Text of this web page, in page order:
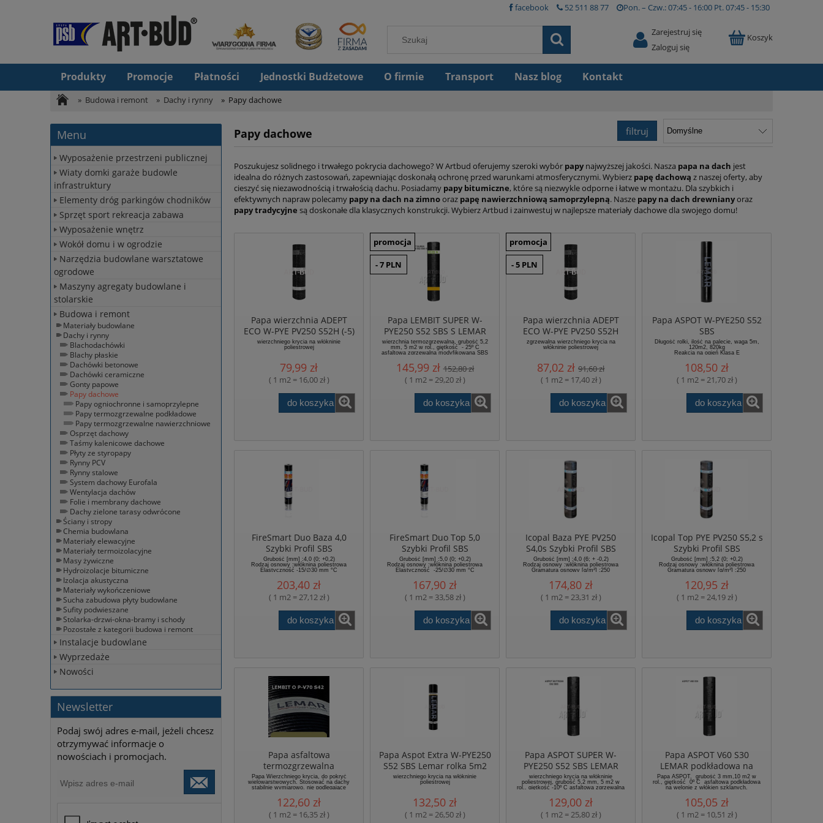
facebook 52 511 88 77 Pon. – Czw.:07:45 - 16:00 Pt.07:45 - 15:30
Koszyk
Zarejestruj się
Zaloguj się
Produkty Promocje Płatności Jednostki Budżetowe O firmie Transport Nasz blog Kontakt
» Budowa i remont » Dachy i rynny » Papy dachowe
Menu
Wyposażenie przestrzeni publicznej
Wiaty domki garaże budowle
infrastruktury
Elementy dróg parkingów chodników
Sprzęt sport rekreacja zabawa
Wyposażenie wnętrz
Wokół domu i w ogrodzie
Narzędzia budowlane warsztatowe
ogrodowe
Maszyny agregaty budowlane i
stolarskie
Budowa i remont
Materiały budowlane
Dachy i rynny
Blachodachówki
Blachy płaskie
Dachówki betonowe
Dachówki ceramiczne
Gonty papowe
Papy dachowe
Papy ogniochronne i samoprzylepne
Papy termozgrzewalne podkładowe
Papy termozgrzewalne nawierzchniowe
Osprzęt dachowy
Taśmy kalenicowe dachowe
Płyty ze styropapy
Rynny PCV
Rynny stalowe
System dachowy Eurofala
Wentylacja dachów
Folie i membrany dachowe
Dachy zielone tarasy odwrócone
Ściany i stropy
Chemia budowlana
Materiały elewacyjne
Materiały termoizolacyjne
Masy żywiczne
Hydroizolacje bitumiczne
Izolacja akustyczna
Materiały wykończeniowe
Sucha zabudowa płyty budowlane
Sufity podwieszane
Stolarka-drzwi-okna-bramy i schody
Pozostałe z kategorii budowa i remont
Instalacje budowlane
Wyprzedaże
Nowości
Newsletter
Podaj swój adres e-mail, jeżeli chcesz
otrzymywać informacje o
nowościach i promocjach.
Papy dachowe filtruj
Poszukujesz solidnego i trwałego pokrycia dachowego? W Artbud oferujemy szeroki wybór papynajwyższej jakości. Nasza papa na dach jest
idealna do różnych zastosowań, zapewniając doskonałą ochronę przed warunkami atmosferycznymi. Wybierz papę dachową z naszej oferty, aby
cieszyć się niezawodnością i trwałością dachu. Posiadamy papy bitumiczne, które są niezwykle odporne i łatwe w montażu. Dla szybkich i
efektywnych napraw polecamy papy na dach na zimnooraz papę nawierzchniową samoprzylepną. Nasze papy na dach drewnianyoraz
papy tradycyjne są doskonałe dla klasycznych konstrukcji. Wybierz Artbud i zainwestuj w najlepsze materiały dachowe dla swojego domu!
Papa wierzchnia ADEPT
ECO W-PYE PV250 S52H (-5)
TES
wierzchniego krycia na włókninie
poliestrowej
79,99 zł
( 1 m2 = 16,00 zł )
do koszyka
Papa LEMBIT SUPER W-
PYE250 S52 SBS S LEMAR
wierzchnia termozgrzewalna, grubość 5,2
mm, 5 m2 w rol., giętkość - 25º C
asfaltowa zgrzewalna modyfikowana SBS
poliestrowej.
145,99 zł152,80 zł
( 1 m2 = 29,20 zł )
do koszyka
promocja
- 7 PLN
Papa wierzchnia ADEPT
ECO W-PYE PV250 S52H
(-20)
zgrzewalna wierzchniego krycia na
włókninie poliestrowej
87,02 zł 91,60 zł
( 1 m2 = 17,40 zł )
do koszyka
promocja
- 5 PLN
Papa ASPOT W-PYE250 S52
SBS
Długość rolki, ilość na palecie, waga 5m,
120m2, 820kg
Reakcja na ogień Klasa E
Gwarancja 3 lata
108,50 zł
( 1 m2 = 21,70 zł )
do koszyka
FireSmart Duo Baza 4,0
Szybki Profil SBS
Grubość [mm] :4,0 (0; +0,2)
Rodzaj osnowy :włóknina poliestrowa
Elastyczność -15/∅30 mm °C
203,40 zł
( 1 m2 = 27,12 zł )
do koszyka
FireSmart Duo Top 5,0
Szybki Profil SBS
Grubość [mm] :5,0 (0; +0,2)
Rodzaj osnowy :włóknina poliestrowa
Elastyczność -25/∅30 mm °C
167,90 zł
( 1 m2 = 33,58 zł )
do koszyka
Icopal Baza PYE PV250
S4,0s Szybki Profil SBS
Grubość [mm] :4,0 (6; + -0,2)
Rodzaj osnowy :włóknina poliestrowa
Gramatura osnowy [g/m²] :250
174,80 zł
( 1 m2 = 23,31 zł )
do koszyka
Icopal Top PYE PV250 S5,2 s
Szybki Profil SBS
Grubość [mm] :5,2 (0; +0,2)
Rodzaj osnowy :włóknina poliestrowa
Gramatura osnowy [g/m²] :250
120,95 zł
( 1 m2 = 24,19 zł )
do koszyka
Papa asfaltowa
termozgrzewalna
oksydowana wierzchniego
krycia na welonie z włókien
szklanych. LEMBIT O P-V70
S42 LEMAR
Papa Wierzchniego krycia, do pokryć
wielowarstwowych. Stosować na dachy
stabilnie wymiarowo, nie podlegające
Rodzaj montażu Zgrzewanie
Rodzaj masy Asfaltowa oksydowana
Rodzaj osnowy Welon z włókien szklanych
Grubość (mm) 4,2
Max siła rozciągająca (wzdłuż i w poprzek)
122,60 zł
( 1 m2 = 16,35 zł )
Papa Aspot Extra W-PYE250
S52 SBS Lemar rolka 5m2
wierzchniego krycia na włókninie
poliestrowej
132,50 zł
( 1 m2 = 26,50 zł )
Papa ASPOT SUPER W-
PYE250 S52 SBS LEMAR
wierzchniego krycia na włókninie
poliestrowej, grubość 5,2 mm, 5 m2 w
rol., giętkość -10º C asfaltowa zgrzewalna
poliestrowej.
129,00 zł
( 1 m2 = 25,80 zł )
Papa ASPOT V60 S30
LEMAR podkładowa na
welonie z włókien
szklanych.
Papa ASPOT, grubość 3 mm,10 m2 w
rol., giętkość 0º C asfaltowa podkładowa
na welonie z włókien szklanych.
105,05 zł
( 1 m2 = 10,51 zł )